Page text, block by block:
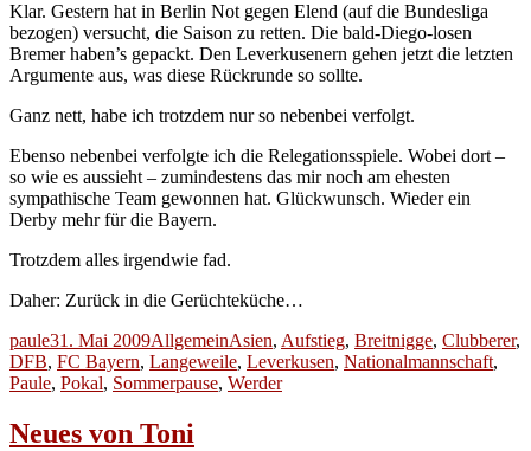
Klar. Gestern hat in Berlin Not gegen Elend (auf die Bundesliga
bezogen) versucht, die Saison zu retten. Die bald-Diego-losen
Bremer haben’s gepackt. Den Leverkusenern gehen jetzt die letzten
Argumente aus, was diese Rückrunde so sollte.
Ganz nett, habe ich trotzdem nur so nebenbei verfolgt.
Ebenso nebenbei verfolgte ich die Relegationsspiele. Wobei dort –
so wie es aussieht – zumindestens das mir noch am ehesten
sympathische Team gewonnen hat. Glückwunsch. Wieder ein
Derby mehr für die Bayern.
Trotzdem alles irgendwie fad.
Daher: Zurück in die Gerüchteküche…
Autor
pauleVeröffentlicht
am
31. Mai 2009Kategorien
AllgemeinSchlagwörter
Asien, Aufstieg, Breitnigge, Clubberer,
DFB, FC Bayern, Langeweile, Leverkusen, Nationalmannschaft,
Paule, Pokal, Sommerpause, Werder
Neues von Toni